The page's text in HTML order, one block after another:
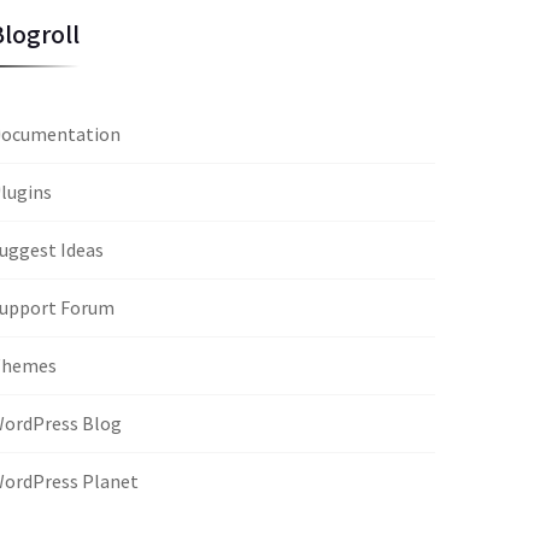
Ideas
Forum
Blog
Planet